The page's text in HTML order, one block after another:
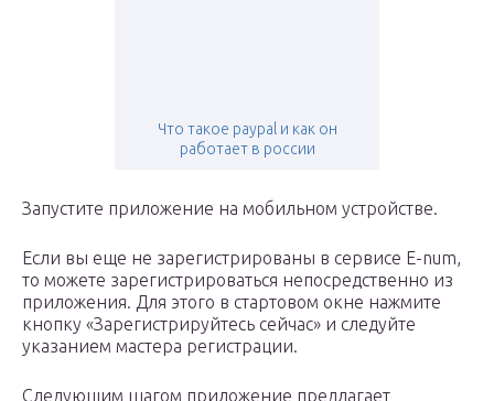
Что такое paypal и как он
работает в россии
Запустите приложение на мобильном устройстве.
Если вы еще не зарегистрированы в сервисе E-num,
то можете зарегистрироваться непосредственно из
приложения. Для этого в стартовом окне нажмите
кнопку «Зарегистрируйтесь сейчас» и следуйте
указанием мастера регистрации.
Следующим шагом приложение предлагает